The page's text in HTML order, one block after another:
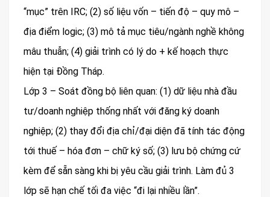
“mục” trên IRC; (2) số liệu vốn – tiến độ – quy mô –
địa điểm logic; (3) mô tả mục tiêu/ngành nghề không
mâu thuẫn; (4) giải trình có lý do + kế hoạch thực
hiện tại Đồng Tháp.
Lớp 3 – Soát đồng bộ liên quan: (1) dữ liệu nhà đầu
tư/doanh nghiệp thống nhất với đăng ký doanh
nghiệp; (2) thay đổi địa chỉ/đại diện đã tính tác động
tới thuế – hóa đơn – chữ ký số; (3) lưu bộ chứng cứ
kèm để sẵn sàng khi bị yêu cầu giải trình. Làm đủ 3
lớp sẽ hạn chế tối đa việc “đi lại nhiều lần”.